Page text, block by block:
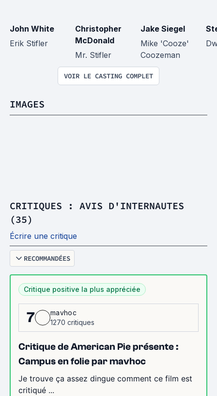
John White
Erik Stifler
Christopher
McDonald
Mr. Stifler
Jake Siegel
Mike 'Cooze'
Coozeman
VOIR LE CASTING COMPLET
IMAGES
CRITIQUES : AVIS D'INTERNAUTES
(35)
Écrire une critique
RECOMMANDÉES
Critique positive la plus appréciée
7
mavhoc
1270 critiques
Critique de American Pie présente :
Campus en folie par mavhoc
Je trouve ça assez dingue comment ce film est
critiqué ...